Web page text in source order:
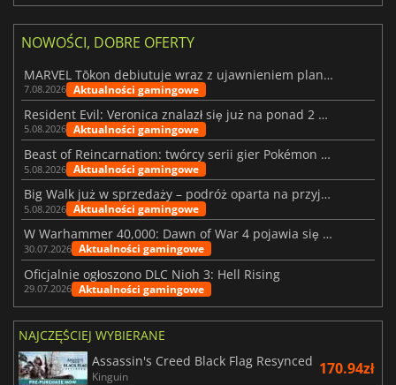
NOWOŚCI, DOBRE OFERTY
MARVEL Tōkon debiutuje wraz z ujawnieniem planu rozwoju na pierwszy rok
7.08.2026 Aktualności gamingowe
Resident Evil: Veronica znalazł się już na ponad 2 milionach list życzeń
5.08.2026 Aktualności gamingowe
Beast of Reincarnation: twórcy serii gier Pokémon wkraczają na nową ścieżkę
5.08.2026 Aktualności gamingowe
Big Walk już w sprzedaży – podróż oparta na przyjaźni
5.08.2026 Aktualności gamingowe
W Warhammer 40,000: Dawn of War 4 pojawia się frakcja Nekronów
30.07.2026 Aktualności gamingowe
Oficjalnie ogłoszono DLC Nioh 3: Hell Rising
29.07.2026 Aktualności gamingowe
NAJCZĘŚCIEJ WYBIERANE
Assassin's Creed Black Flag Resynced
Kinguin 170.94zł